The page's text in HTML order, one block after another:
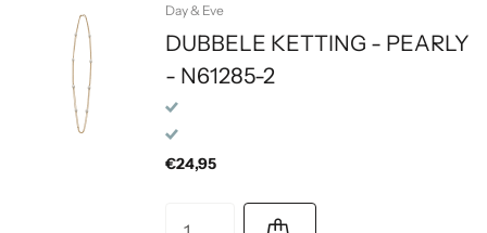
Day & Eve
DUBBELE KETTING - PEARLY
- N61285-2
€24,95